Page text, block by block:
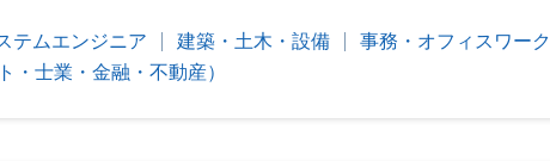
テムエンジニア 建築・土木・設備 事務・オフィスワーク
・士業・金融・不動産）